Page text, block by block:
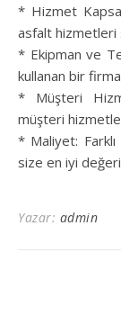
* Hizmet
asfalt hizmetleri
* Ekipman ve
kullanan bir
* Müşteri
müşteri
* Maliyet: Farklı
size en iyi
Yazar: admin